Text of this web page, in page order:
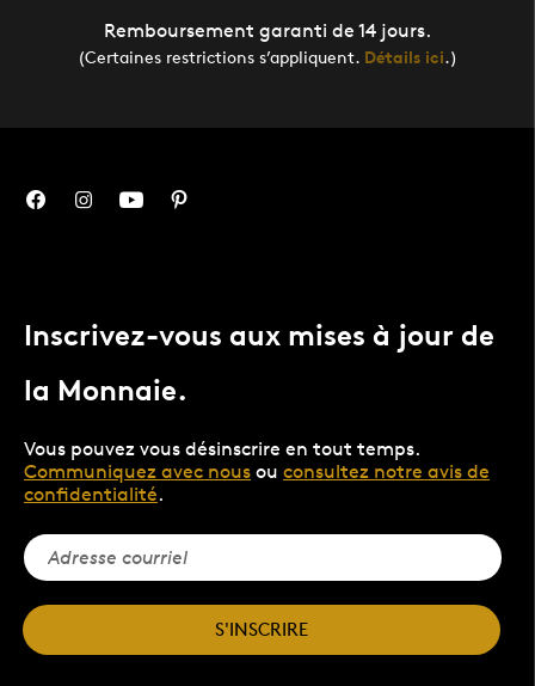
Remboursement garanti de 14 jours.
(Certaines restrictions s’appliquent. Détails ici.)
Inscrivez-vous aux mises à jour de
la Monnaie.
Vous pouvez vous désinscrire en tout temps.
Communiquez avec nous ou consultez notre avis de
confidentialité.
S'INSCRIRE